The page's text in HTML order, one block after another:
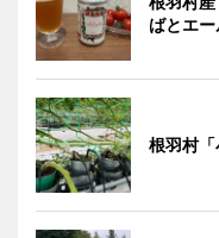
ばとエー
根羽村